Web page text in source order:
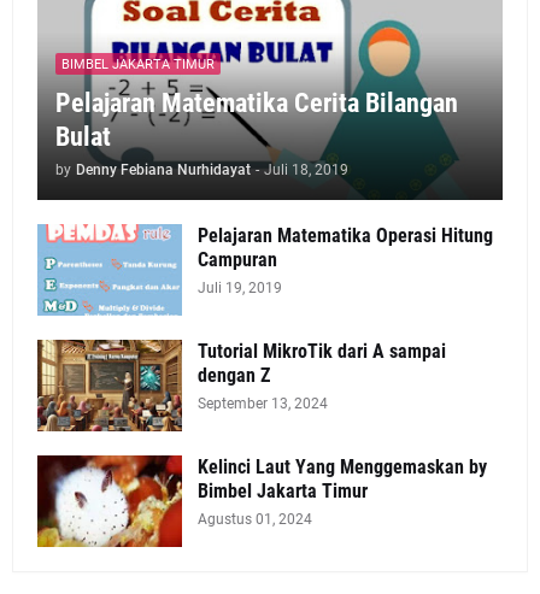
BIMBEL JAKARTA TIMUR
Pelajaran Matematika Cerita Bilangan
Bulat
by Denny Febiana Nurhidayat - Juli 18, 2019
Pelajaran Matematika Operasi Hitung
Campuran
Juli 19, 2019
Tutorial MikroTik dari A sampai
dengan Z
September 13, 2024
Kelinci Laut Yang Menggemaskan by
Bimbel Jakarta Timur
Agustus 01, 2024